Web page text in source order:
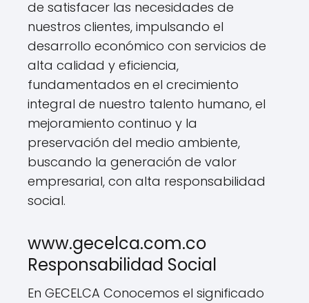
de satisfacer las necesidades de
nuestros clientes, impulsando el
desarrollo económico con servicios de
alta calidad y eficiencia,
fundamentados en el crecimiento
integral de nuestro talento humano, el
mejoramiento continuo y la
preservación del medio ambiente,
buscando la generación de valor
empresarial, con alta responsabilidad
social.
www.gecelca.com.co
Responsabilidad Social
En GECELCA Conocemos el significado